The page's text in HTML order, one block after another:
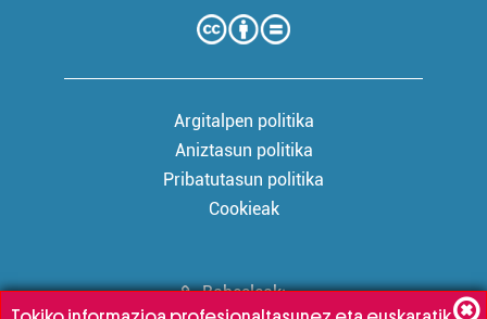
Argitalpen politika
Aniztasun politika
Pribatutasun politika
Cookieak
Babesleak: